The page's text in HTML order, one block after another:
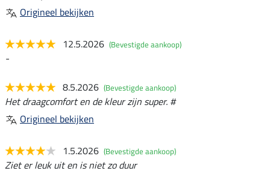
Origineel bekijken
12.5.2026 (Bevestigde aankoop)
-
8.5.2026 (Bevestigde aankoop)
Het draagcomfort en de kleur zijn super. #
Origineel bekijken
1.5.2026 (Bevestigde aankoop)
Ziet er leuk uit en is niet zo duur